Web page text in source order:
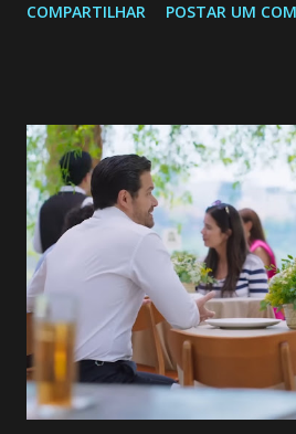
de 25/05/26 a 31/05/26 JOANA
permanecer virgem até encontrar o
ama, o que não é fácil, já que dedica
se aprimorar, trabalhando,
ser a primeira mulher da família a
universidade. Ela tem uma
muito madura para a idade,
empática. Detesta injustiças e é
teimosa e muito persistente quando
Durante um exame ginecológico,
COMPARTILHAR POSTAR UM